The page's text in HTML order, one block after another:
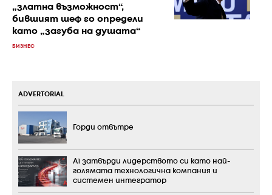
„златна възможност“,
бившият шеф го определи
като „загуба на душата“
БИЗНЕС
ADVERTORIAL
Горди отвътре
А1 затвърди лидерството си като най-
голямата технологична компания и
системен интегратор